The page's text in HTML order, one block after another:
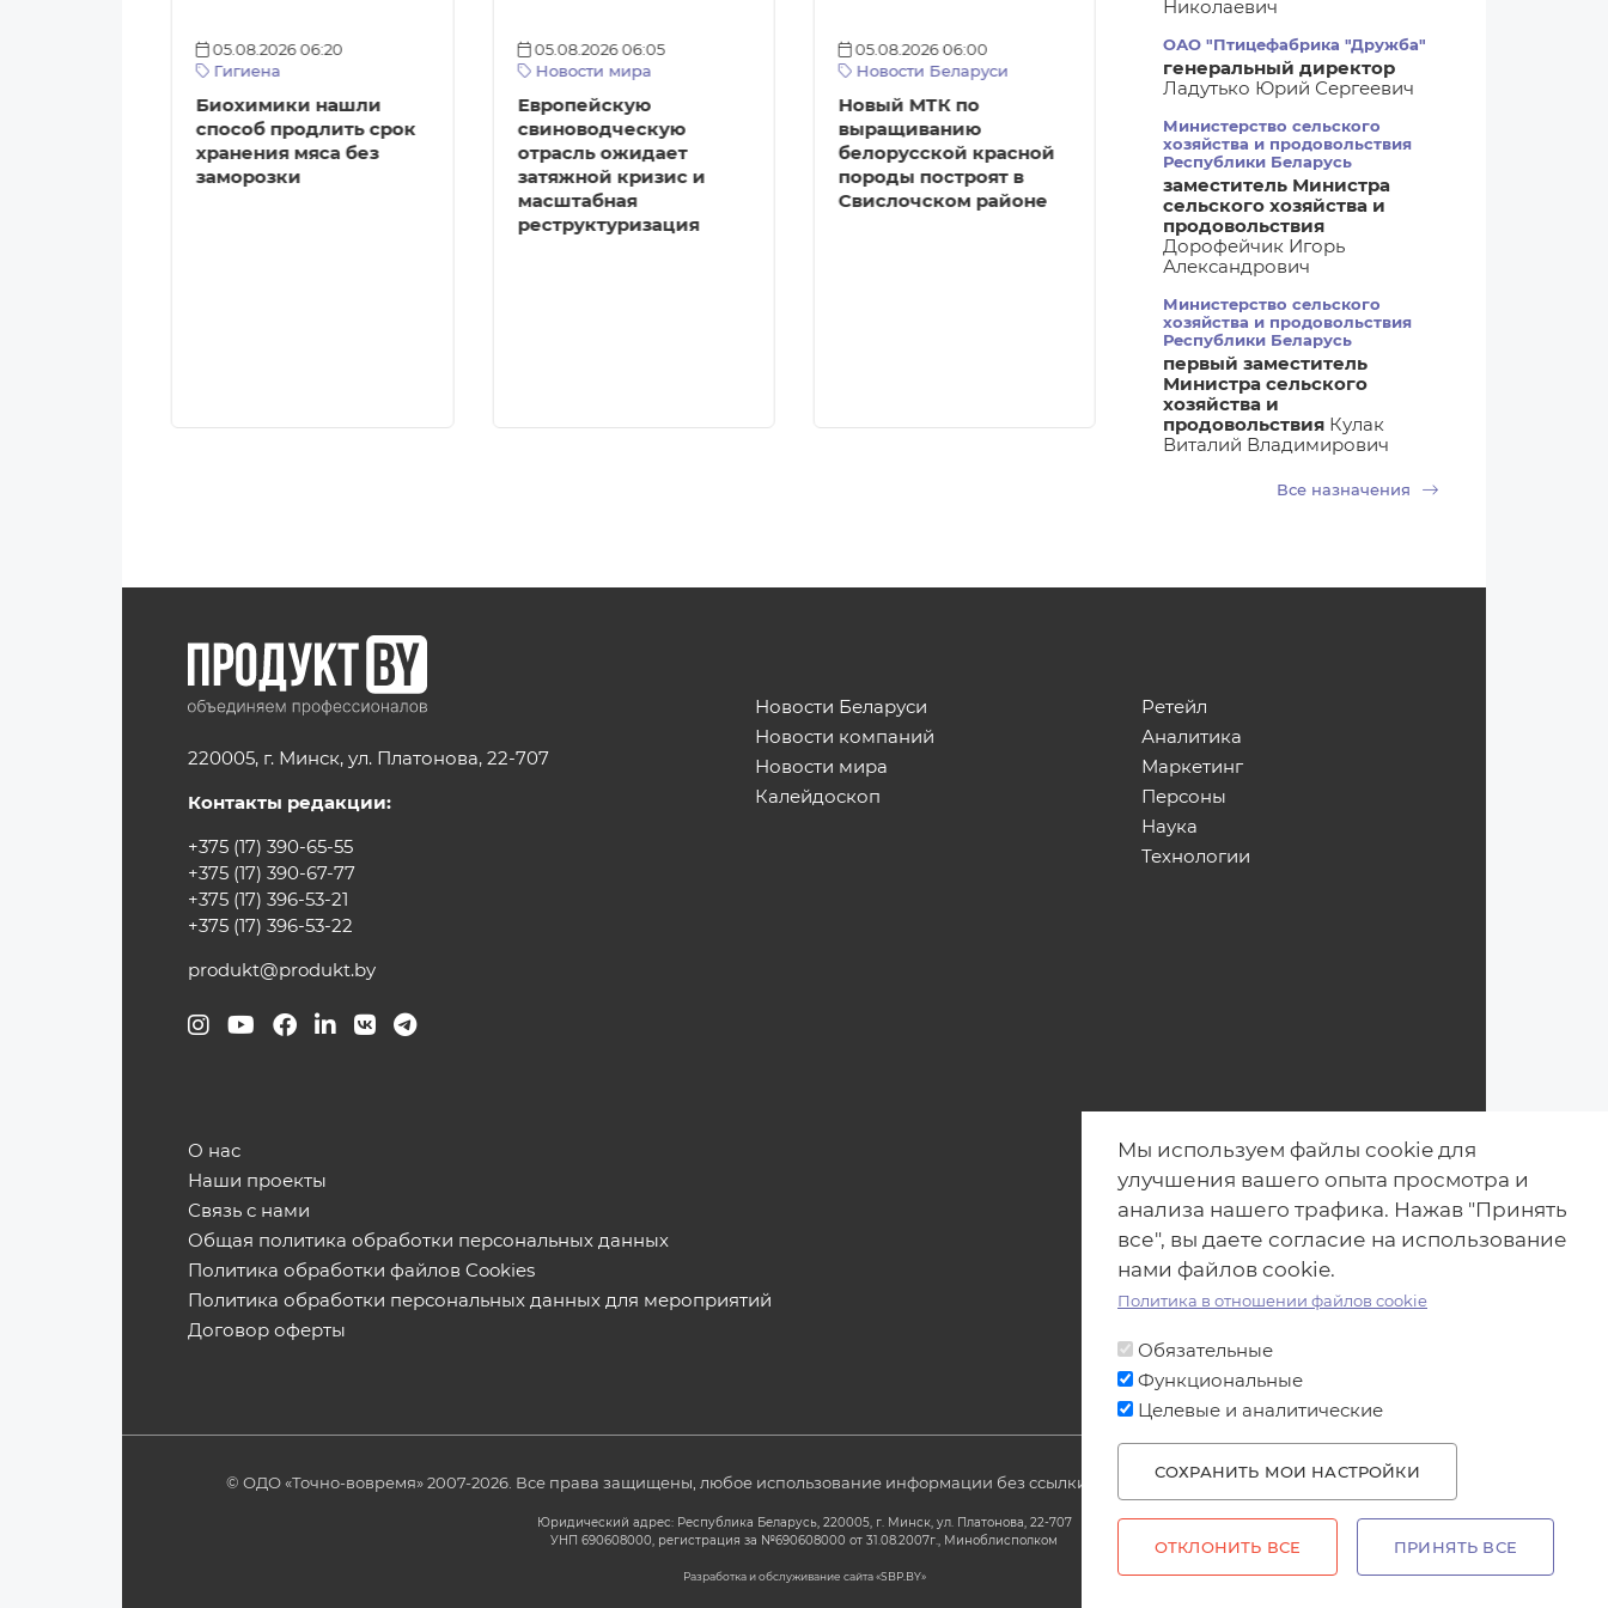
05.08.2026 06:20
Гигиена
Биохимики нашли
способ продлить срок
хранения мяса без
заморозки
05.08.2026 06:05
Новости мира
Европейскую
свиноводческую
отрасль ожидает
затяжной кризис и
масштабная
реструктуризация
05.08.2026 06:00
Новости Беларуси
Новый МТК по
выращиванию
белорусской красной
породы построят в
Свислочском районе
05.08.2026 05:55
Калейдоскоп
Во Флоренции нашли
монашеский рецепт
напитка —
предшественника
Coca-Cola
Николаевич
ОАО "Птицефабрика "Дружба"
генеральный директор
Ладутько Юрий Сергеевич
Министерство сельского
хозяйства и продовольствия
Республики Беларусь
заместитель Министра
сельского хозяйства и
продовольствия
Дорофейчик Игорь
Александрович
Министерство сельского
хозяйства и продовольствия
Республики Беларусь
первый заместитель
Министра сельского
хозяйства и
продовольствия Кулак
Виталий Владимирович
Все назначения
220005, г. Минск, ул. Платонова, 22-707
Контакты редакции:
+375 (17) 390-65-55
+375 (17) 390-67-77
+375 (17) 396-53-21
+375 (17) 396-53-22
produkt@produkt.by
Новости Беларуси
Новости компаний
Новости мира
Калейдоскоп
Ретейл
Аналитика
Маркетинг
Персоны
Наука
Технологии
О нас
Наши проекты
Связь с нами
Общая политика обработки персональных данных
Политика обработки файлов Cookies
Политика обработки персональных данных для мероприятий
Договор оферты
© ОДО «Точно-вовремя» 2007-2026. Все права защищены, любое использование информации без ссылки на источник produkt.by запрещено.
Юридический адрес: Республика Беларусь, 220005, г. Минск, ул. Платонова, 22-707
УНП 690608000, регистрация за №690608000 от 31.08.2007г., Миноблисполком
Разработка и обслуживание сайта «SBP.BY»
Мы используем файлы cookie для
улучшения вашего опыта просмотра и
анализа нашего трафика. Нажав "Принять
все", вы даете согласие на использование
нами файлов cookie.
Политика в отношении файлов cookie
Обязательные
Функциональные
Целевые и аналитические
СОХРАНИТЬ МОИ НАСТРОЙКИ
ОТКЛОНИТЬ ВСЕ ПРИНЯТЬ ВСЕ
WITHDRAW CONSENT